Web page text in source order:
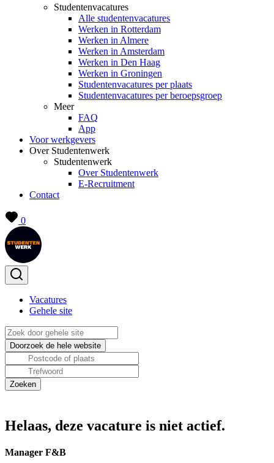
Studentenvacatures
Alle studentenvacatures
Werken in Rotterdam
Werken in Almere
Werken in Amsterdam
Werken in Den Haag
Werken in Groningen
Studentenvacatures per plaats
Studentenvacatures per beroepsgroep
Meer
FAQ
App
Voor werkgevers
Over Studentenwerk
Studentenwerk
Over Studentenwerk
E-Recruitment
Contact
0
Vacatures
Gehele site
Helaas, deze vacature is niet actief.
Manager F&B